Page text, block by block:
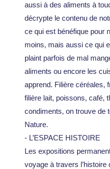
aussi à des aliments à
décrypte le contenu de
ce qui est bénéfique pour
moins, mais aussi ce qui
plaint parfois de mal
aliments ou encore les
apprend. Filière céréales,
filière lait, poissons, café,
condiments, on trouve de
Nature.
- L’ESPACE HISTOIRE
Les expositions
voyage à travers l’histoire